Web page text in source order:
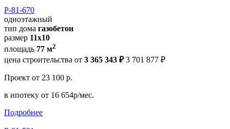
Р-81-670
одноэтажный
тип дома газобетон
размер 11x10
площадь 77 м2
цена строительства от 3 365 343 ₽ 3 701 877 ₽
Проект от 23 100 р.
в ипотеку от 16 654р/мес.
Подробнее